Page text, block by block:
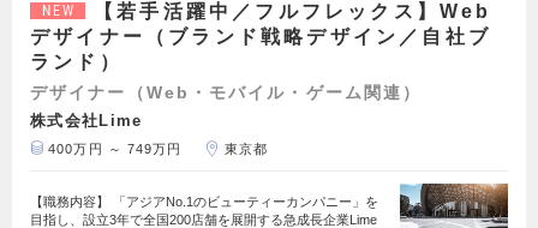
NEW
【若手活躍中／フルフレックス】Web
デザイナー（ブランド戦略デザイン／自社ブ
ランド）
デザイナー（Web・モバイル・ゲーム関連）
株式会社Lime
400万円 ～ 749万円 東京都
【職務内容】 「アジアNo.1のビューティーカンパニー」を
目指し、設立3年で全国200店舗を展開する急成長企業Lime